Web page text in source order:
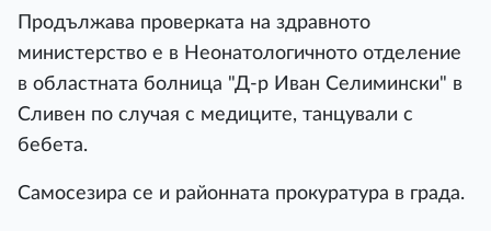
Продължава проверката на здравното
министерство е в Неонатологичното отделение
в областната болница "Д-р Иван Селимински" в
Сливен по случая с медиците, танцували с
бебета.
Самосезира се и районната прокуратура в града.